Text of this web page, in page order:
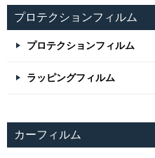
プロテクションフィルム
プロテクションフィルム
ラッピングフィルム
カーフィルム